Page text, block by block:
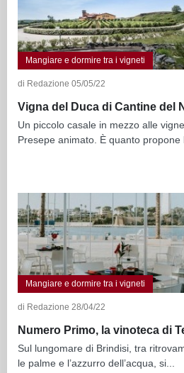
Mangiare e dormire tra i vigneti
di Redazione 05/05/22
Vigna del Duca di Cantine del
Un piccolo casale in mezzo alle
Presepe animato. È quanto propone
Mangiare e dormire tra i vigneti
di Redazione 28/04/22
Numero Primo, la vinoteca di
Sul lungomare di Brindisi, tra
le palme e l’azzurro dell’acqua, si...